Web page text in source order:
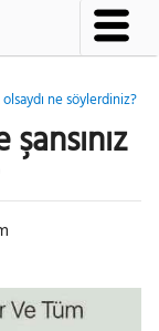
ne söylerdiniz?